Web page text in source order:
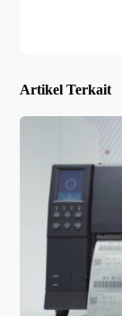
Artikel Terkait